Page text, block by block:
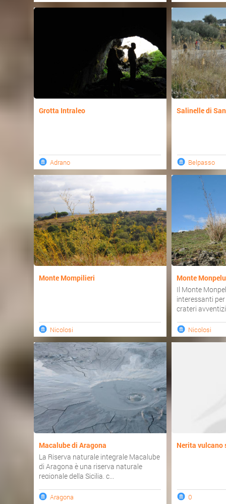
Grotta Intraleo
Adrano
Salinelle di
Belpasso
Monte Mompilieri
Nicolosi
Monte
Il Monte
interessanti
crateri
Nicolosi
Macalube di Aragona
La Riserva naturale integrale Macalube
di Aragona è una riserva naturale
regionale della Sicilia, c...
Aragona
Nerita
0